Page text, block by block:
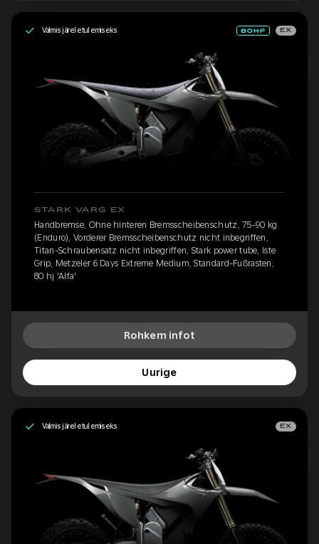
Valmis järeletulemiseks EX
STARK VARG EX
Handbremse, Ohne hinteren Bremsscheibenschutz, 75-90 kg
(Enduro), Vorderer Bremsscheibenschutz nicht inbegriffen,
Titan-Schraubensatz nicht inbegriffen, Stark power tube, Iste
Grip, Metzeler 6 Days Extreme Medium, Standard-Fußrasten,
80 hj 'Alfa'
Rohkem infot
Uurige
Valmis järeletulemiseks EX